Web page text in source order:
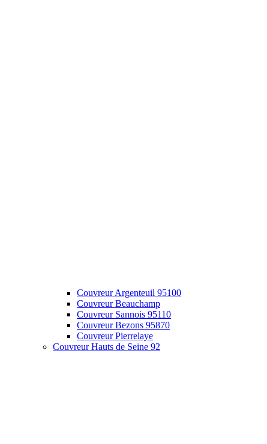
Couvreur Argenteuil 95100
Couvreur Beauchamp
Couvreur Sannois 95110
Couvreur Bezons 95870
Couvreur Pierrelaye
Couvreur Hauts de Seine 92